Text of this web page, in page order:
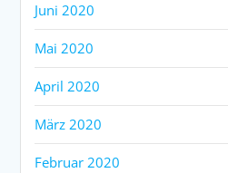
Juni 2020
Mai 2020
April 2020
März 2020
Februar 2020